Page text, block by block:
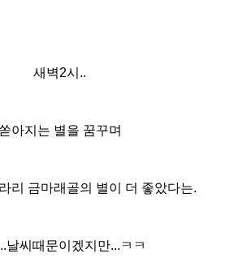
새벽2시..
쏟아지는 별을 꿈꾸며
리 금마래골의 별이 더 좋았다는.
날씨때문이겠지만...ㅋㅋ